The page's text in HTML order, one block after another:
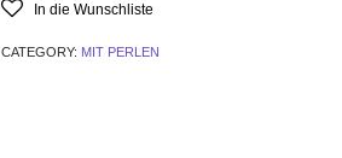
In die Wunschliste
CATEGORY: MIT PERLEN